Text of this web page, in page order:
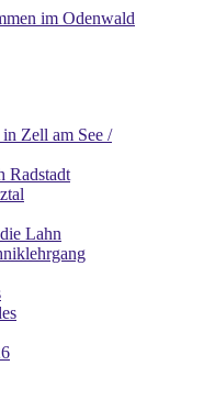
Zell am See /
Radstadt
Lahn